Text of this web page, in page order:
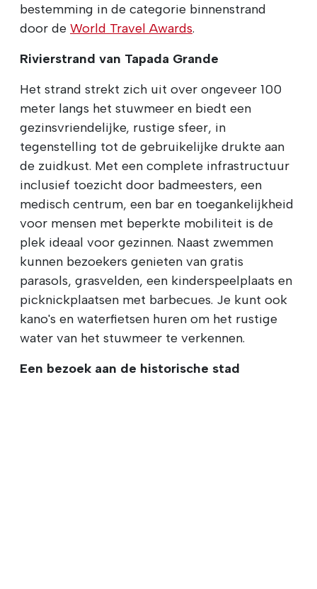
bestemming in de categorie binnenstrand
door de World Travel Awards.
Rivierstrand van Tapada Grande
Het strand strekt zich uit over ongeveer 100
meter langs het stuwmeer en biedt een
gezinsvriendelijke, rustige sfeer, in
tegenstelling tot de gebruikelijke drukte aan
de zuidkust. Met een complete infrastructuur
inclusief toezicht door badmeesters, een
medisch centrum, een bar en toegankelijkheid
voor mensen met beperkte mobiliteit is de
plek ideaal voor gezinnen. Naast zwemmen
kunnen bezoekers genieten van gratis
parasols, grasvelden, een kinderspeelplaats en
picknickplaatsen met barbecues. Je kunt ook
kano's en waterfietsen huren om het rustige
water van het stuwmeer te verkennen.
Een bezoek aan de historische stad